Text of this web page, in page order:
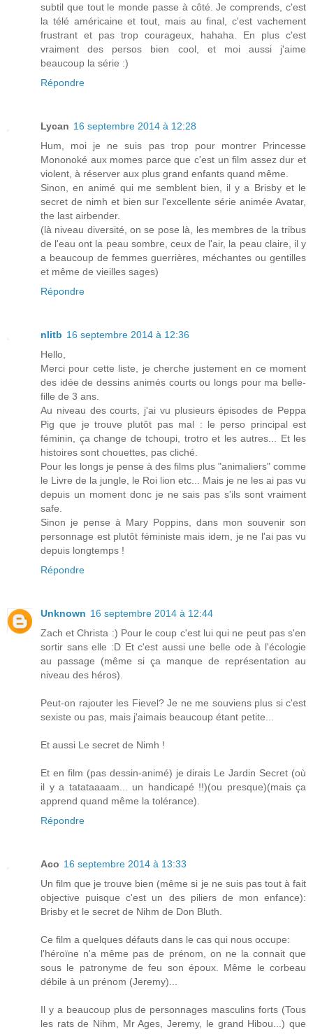
subtil que tout le monde passe à côté. Je comprends, c'est
la télé américaine et tout, mais au final, c'est vachement
frustrant et pas trop courageux, hahaha. En plus c'est
vraiment des persos bien cool, et moi aussi j'aime
beaucoup la série :)
Répondre
Lycan 16 septembre 2014 à 12:28
Hum, moi je ne suis pas trop pour montrer Princesse
Mononoké aux momes parce que c'est un film assez dur et
violent, à réserver aux plus grand enfants quand même.
Sinon, en animé qui me semblent bien, il y a Brisby et le
secret de nimh et bien sur l'excellente série animée Avatar,
the last airbender.
(là niveau diversité, on se pose là, les membres de la tribus
de l'eau ont la peau sombre, ceux de l'air, la peau claire, il y
a beaucoup de femmes guerrières, méchantes ou gentilles
et même de vieilles sages)
Répondre
nlitb 16 septembre 2014 à 12:36
Hello,
Merci pour cette liste, je cherche justement en ce moment
des idée de dessins animés courts ou longs pour ma belle-
fille de 3 ans.
Au niveau des courts, j'ai vu plusieurs épisodes de Peppa
Pig que je trouve plutôt pas mal : le perso principal est
féminin, ça change de tchoupi, trotro et les autres... Et les
histoires sont chouettes, pas cliché.
Pour les longs je pense à des films plus "animaliers" comme
le Livre de la jungle, le Roi lion etc... Mais je ne les ai pas vu
depuis un moment donc je ne sais pas s'ils sont vraiment
safe.
Sinon je pense à Mary Poppins, dans mon souvenir son
personnage est plutôt féministe mais idem, je ne l'ai pas vu
depuis longtemps !
Répondre
Unknown 16 septembre 2014 à 12:44
Zach et Christa :) Pour le coup c'est lui qui ne peut pas s'en
sortir sans elle :D Et c'est aussi une belle ode à l'écologie
au passage (même si ça manque de représentation au
niveau des héros).
Peut-on rajouter les Fievel? Je ne me souviens plus si c'est
sexiste ou pas, mais j'aimais beaucoup étant petite...
Et aussi Le secret de Nimh !
Et en film (pas dessin-animé) je dirais Le Jardin Secret (où
il y a tatataaaam... un handicapé !!)(ou presque)(mais ça
apprend quand même la tolérance).
Répondre
Aco 16 septembre 2014 à 13:33
Un film que je trouve bien (même si je ne suis pas tout à fait
objective puisque c'est un des piliers de mon enfance):
Brisby et le secret de Nihm de Don Bluth.
Ce film a quelques défauts dans le cas qui nous occupe:
l'héroïne n'a même pas de prénom, on ne la connait que
sous le patronyme de feu son époux. Même le corbeau
débile à un prénom (Jeremy)...
Il y a beaucoup plus de personnages masculins forts (Tous
les rats de Nihm, Mr Ages, Jeremy, le grand Hibou...) que